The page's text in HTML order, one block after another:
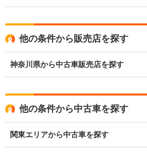
他の条件から販売店を探す
神奈川県から中古車販売店を探す
他の条件から中古車を探す
関東エリアから中古車を探す